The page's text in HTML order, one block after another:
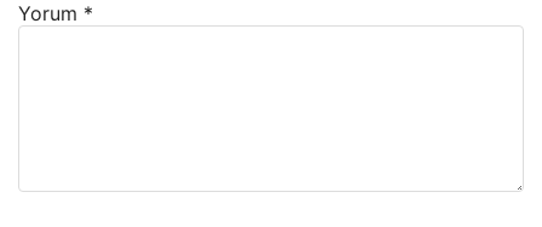
Yorum *